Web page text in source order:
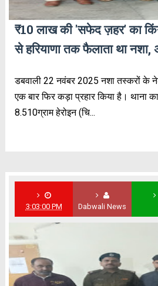
₹10 लाख की 'सफेद ज़हर' का
से हरियाणा तक फैलाता था नशा,
डबवाली 22 नवंबर 2025 नशा तस्करों के
एक बार फिर कड़ा प्रहार किया है। थाना
8.510ग्राम हेरोइन (चि...
3:03:00 PM Dabwali News